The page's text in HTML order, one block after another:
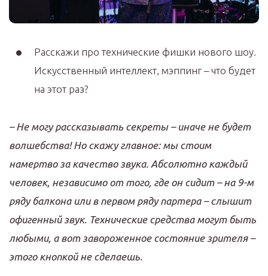
Расскажи про технические фишки нового шоу.
Искусственный интеллект, мэппинг – что будет
на этот раз?
–Не могу рассказывать секреты– иначе не будет
волшебства!Но скажу главное: мы стоим
намертво за качество звука. Абсолютно каждый
человек, независимо от того, где он сидит–на 9-м
ряду балкона или в первом ряду партера–слышит
офигенныйзвук. Технические средства могут быть
любыми, а вот завороженное состояние зрителя–
этого кнопкой не сделаешь.